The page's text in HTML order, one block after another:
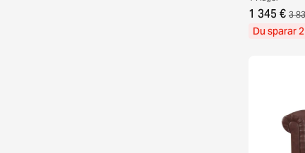
1 345 € 3
Du sparar